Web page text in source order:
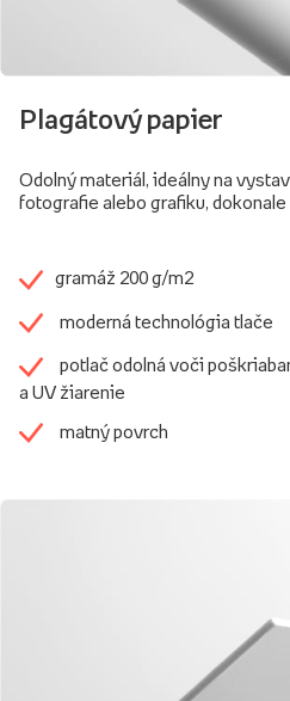
Plagátový papier
Odolný materiál, ideálny na
fotografie alebo grafiku, dokonale
gramáž 200 g/m2
moderná technológia tlače
potlač odolná voči
a UV žiarenie
matný povrch